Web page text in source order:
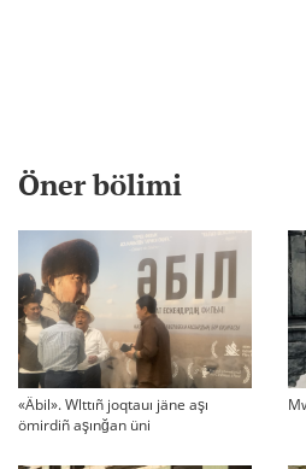
Öner bölimi
«Äbil». Wlttıñ joqtauı jäne aşı
ömirdiñ aşınğan üni